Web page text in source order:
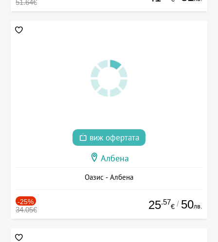
51.64€
виж офертата
Албена
Оазис - Албена
-25%
34.05€ 25.57
€ / 50лв.